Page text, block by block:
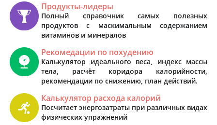
Продукты-лидеры
Полный справочник самых полезных
продуктов с маскимальным содержанием
витаминов и минералов
Рекомедации по похудению
Калькулятор идеального веса, индекс массы
тела, расчёт коридора калорийности,
рекомендации по снижению, план действий.
Калькулятор расхода калорий
Посчитает энергозатраты при различных видах
физических упражнений